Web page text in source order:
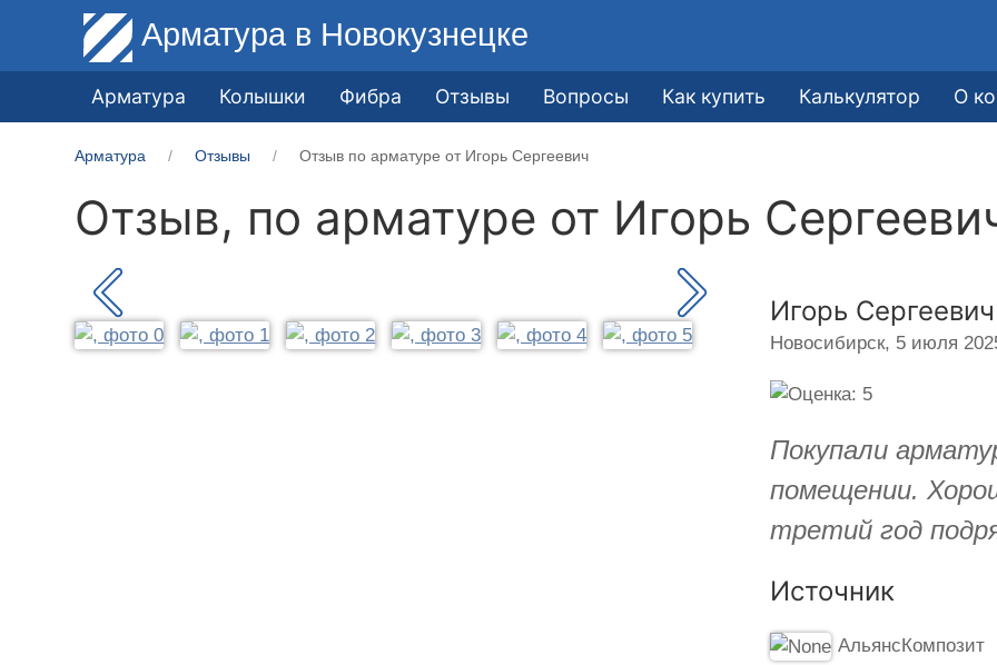
Арматура в Новокузнецке
Арматура Колышки Фибра Отзывы Вопросы Как купить Калькулятор О
Арматура Отзывы Отзыв по арматуре от Игорь Сергеевич
Отзыв, по арматуре от Игорь
Игорь Сергеевич
Новосибирск, 5 июля
Покупали
помещении.
третий год
Источник
АльянсКомпозит